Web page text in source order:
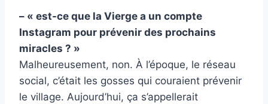
– « est-ce que la Vierge a un compte
Instagram pour prévenir des prochains
miracles ? »
Malheureusement, non. À l’époque, le réseau
social, c’était les gosses qui couraient prévenir
le village. Aujourd’hui, ça s’appellerait